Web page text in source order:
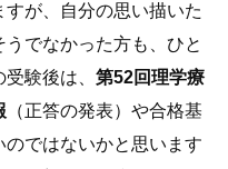
が、自分の思い描いた
でなかった方も、ひと
験後は、 第52回理学療
（正答の発表）や合格基
ではないかと思います